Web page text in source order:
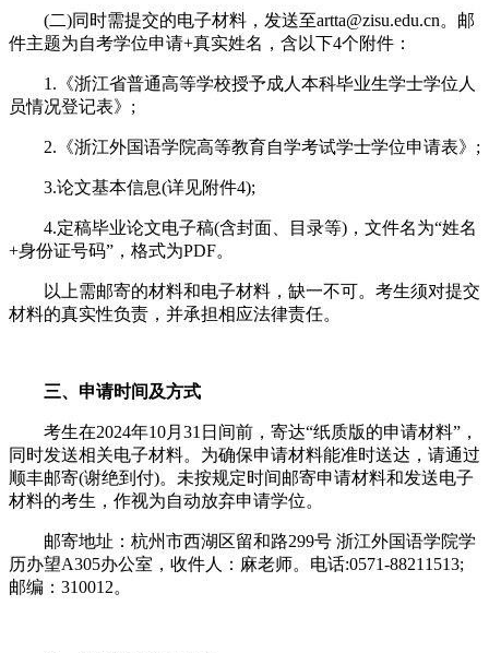
(二)同时需提交的电子材料，发送至artta@zisu.edu.cn。邮
件主题为自考学位申请+真实姓名，含以下4个附件：
1.《浙江省普通高等学校授予成人本科毕业生学士学位人
员情况登记表》;
2.《浙江外国语学院高等教育自学考试学士学位申请表》;
3.论文基本信息(详见附件4);
4.定稿毕业论文电子稿(含封面、目录等)，文件名为“姓名
+身份证号码”，格式为PDF。
以上需邮寄的材料和电子材料，缺一不可。考生须对提交
材料的真实性负责，并承担相应法律责任。
三、申请时间及方式
考生在2024年10月31日间前，寄达“纸质版的申请材料”，
同时发送相关电子材料。为确保申请材料能准时送达，请通过
顺丰邮寄(谢绝到付)。未按规定时间邮寄申请材料和发送电子
材料的考生，作视为自动放弃申请学位。
邮寄地址：杭州市西湖区留和路299号 浙江外国语学院学
历办望A305办公室，收件人：麻老师。电话:0571-88211513;
邮编：310012。